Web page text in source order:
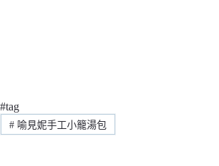
#tag
#喻見妮手工小籠湯包